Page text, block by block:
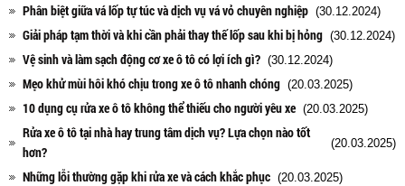
Phân biệt giữa vá lốp tự túc và dịch vụ vá vỏ chuyên nghiệp (30.12.2024)
Giải pháp tạm thời và khi cần phải thay thế lốp sau khi bị hỏng (30.12.2024)
Vệ sinh và làm sạch động cơ xe ô tô có lợi ích gì? (30.12.2024)
Mẹo khử mùi hôi khó chịu trong xe ô tô nhanh chóng (20.03.2025)
10 dụng cụ rửa xe ô tô không thể thiếu cho người yêu xe (20.03.2025)
Rửa xe ô tô tại nhà hay trung tâm dịch vụ? Lựa chọn nào tốt
hơn?
(20.03.2025)
Những lỗi thường gặp khi rửa xe và cách khắc phục (20.03.2025)